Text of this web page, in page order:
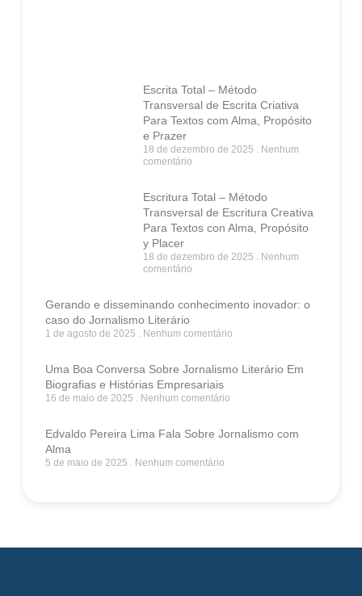
Escrita Total – Método
Transversal de Escrita Criativa
Para Textos com Alma, Propósito
e Prazer
18 de dezembro de 2025
Nenhum
comentário
Escritura Total – Método
Transversal de Escritura Creativa
Para Textos con Alma, Propósito
y Placer
18 de dezembro de 2025
Nenhum
comentário
Gerando e disseminando conhecimento inovador: o
caso do Jornalismo Literário
1 de agosto de 2025 Nenhum comentário
Uma Boa Conversa Sobre Jornalismo Literário Em
Biografias e Histórias Empresariais
16 de maio de 2025 Nenhum comentário
Edvaldo Pereira Lima Fala Sobre Jornalismo com
Alma
5 de maio de 2025 Nenhum comentário